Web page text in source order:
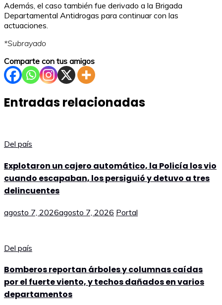
Además, el caso también fue derivado a la Brigada
Departamental Antidrogas para continuar con las
actuaciones.
*Subrayado
Comparte con tus amigos
Entradas relacionadas
Del país
Explotaron un cajero automático, la Policía los vio
cuando escapaban, los persiguió y detuvo a tres
delincuentes
agosto 7, 2026agosto 7, 2026 Portal
Del país
Bomberos reportan árboles y columnas caídas
por el fuerte viento, y techos dañados en varios
departamentos